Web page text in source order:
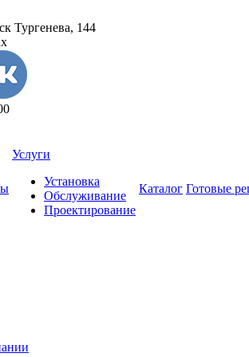
Тургенева, 144
Услуги
Установка
Обслуживание
Проектирование
Каталог Готовые